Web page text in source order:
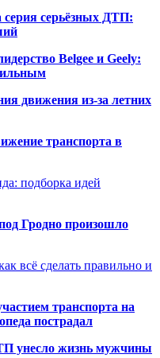
серия серьёзных ДТП:
Belgee и Geely:
движения из-за летних
транспорта в
подборка идей
Гродно произошло
всё сделать правильно и
транспорта на
пострадал
унесло жизнь мужчины